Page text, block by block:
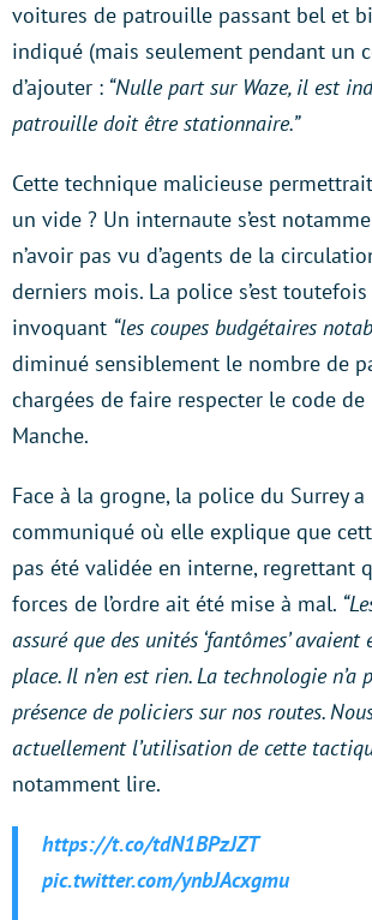
voitures de patrouille passant bel et
indiqué (mais seulement pendant un
d’ajouter : “Nulle part sur Waze, il est
patrouille doit être stationnaire.”
Cette technique malicieuse
un vide ? Un internaute s’est
n’avoir pas vu d’agents de la
derniers mois. La police s’est
invoquant “les coupes budgétaires
diminué sensiblement le nombre de
chargées de faire respecter le code
Manche.
Face à la grogne, la police du Surrey
communiqué où elle explique que
pas été validée en interne, regrettant
forces de l’ordre ait été mise à mal.
assuré que des unités ‘fantômes’ avaient
place. Il n’en est rien. La technologie n’a
présence de policiers sur nos routes.
actuellement l’utilisation de cette
notamment lire.
https://t.co/tdN1BPzJZT
pic.twitter.com/ynbJAcxgmu